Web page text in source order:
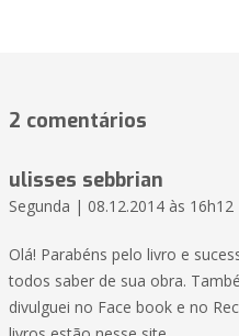
2 comentários
ulisses sebbrian
Segunda | 08.12.2014 às 16h12
Olá! Parabéns pelo livro e
todos saber de sua obra.
divulguei no Face book e no